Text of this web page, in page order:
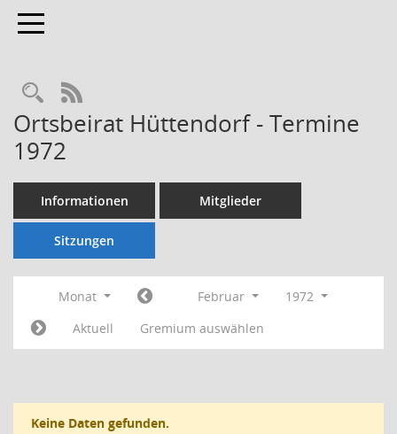
Toggle navigation
Rechercheauswahl
RSS-Feed
Ortsbeirat Hüttendorf - Termine
1972
Informationen Mitglieder
Sitzungen
Monat Februar
1972
Aktuell
Gremium auswählen
Keine Daten gefunden.